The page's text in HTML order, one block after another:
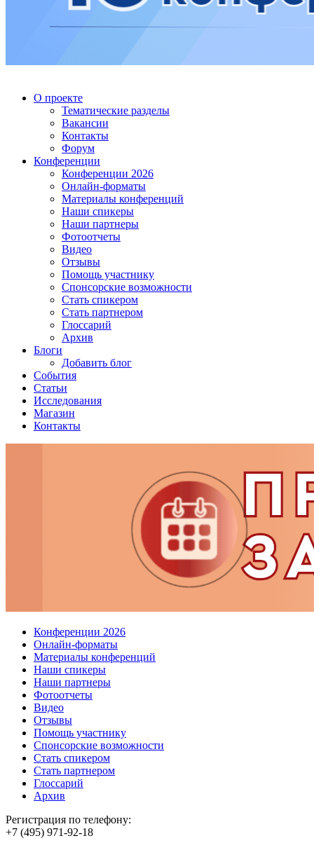
О проекте
Тематические разделы
Вакансии
Контакты
Форум
Конференции
Конференции 2026
Онлайн-форматы
Материалы конференций
Наши спикеры
Наши партнеры
Фотоотчеты
Видео
Отзывы
Помощь участнику
Спонсорские возможности
Стать спикером
Стать партнером
Глоссарий
Архив
Блоги
Добавить блог
События
Статьи
Исследования
Магазин
Контакты
Конференции 2026
Онлайн-форматы
Материалы конференций
Наши спикеры
Наши партнеры
Фотоотчеты
Видео
Отзывы
Помощь участнику
Спонсорские возможности
Стать спикером
Стать партнером
Глоссарий
Архив
Регистрация по телефону:
+7 (495) 971-92-18